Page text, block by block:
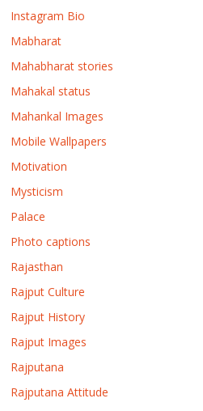
Instagram Bio
Mabharat
Mahabharat stories
Mahakal status
Mahankal Images
Mobile Wallpapers
Motivation
Mysticism
Palace
Photo captions
Rajasthan
Rajput Culture
Rajput History
Rajput Images
Rajputana
Rajputana Attitude